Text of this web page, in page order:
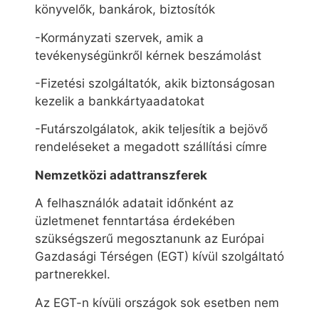
könyvelők, bankárok, biztosítók
-Kormányzati szervek, amik a
tevékenységünkről kérnek beszámolást
-Fizetési szolgáltatók, akik biztonságosan
kezelik a bankkártyaadatokat
-Futárszolgálatok, akik teljesítik a bejövő
rendeléseket a megadott szállítási címre
Nemzetközi adattranszferek
A felhasználók adatait időnként az
üzletmenet fenntartása érdekében
szükségszerű megosztanunk az Európai
Gazdasági Térségen (EGT) kívül szolgáltató
partnerekkel.
Az EGT-n kívüli országok sok esetben nem